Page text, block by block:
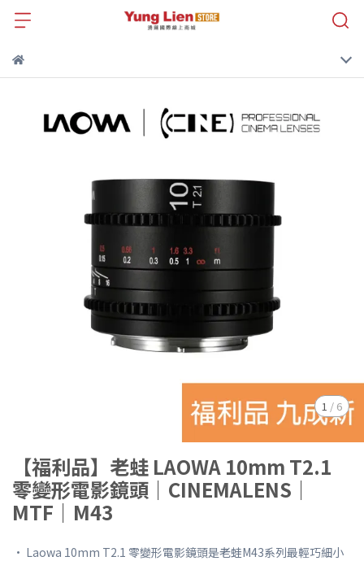
1 / 6
【福利品】老蛙 LAOWA 10mm T2.1
零變形電影鏡頭｜CINEMALENS｜
MTF｜M43
• Laowa 10mm T2.1 零變形電影鏡頭是老蛙M43系列最輕巧細小